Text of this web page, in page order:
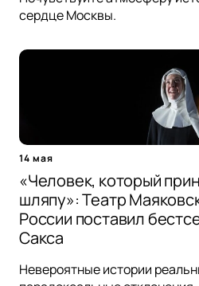
сердце Москвы.
14 мая
«Человек, который
шляпу»: Театр
России поставил
Сакса
Невероятные истории